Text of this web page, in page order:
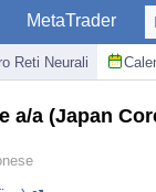
MetaTrader
Reti Neurali
a/a (Japan